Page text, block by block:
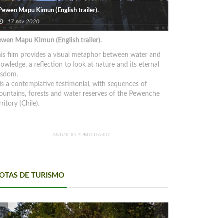
Mapu Kimun (English trailer).
17 nov 2020
Mapu Kimun (English trailer).
film provides a visual metaphor between water and
a reflection to look at nature and its eternal
a contemplative testimonial, with sequences of
forests and water reserves of the Pewenche
(Chile).
ANUNCIO PUBLICITARIO
DE TURISMO